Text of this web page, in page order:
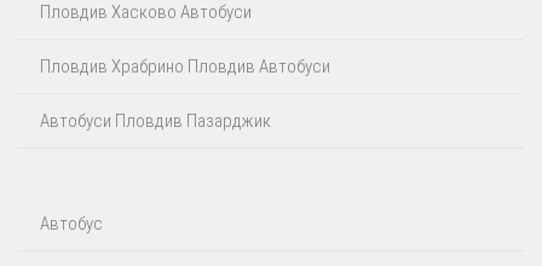
Пловдив Хасково Автобуси
Пловдив Храбрино Пловдив Автобуси
Автобуси Пловдив Пазарджик
Автобус